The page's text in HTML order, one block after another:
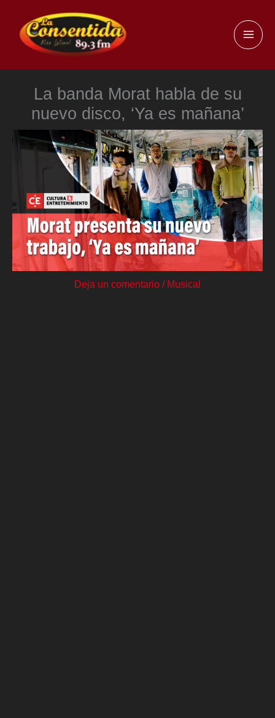
contenido
La banda Morat habla de su
nuevo disco, ‘Ya es mañana’
Deja un comentario / Musical